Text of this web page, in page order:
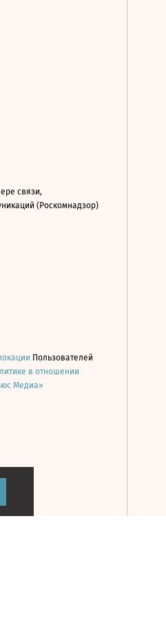
связи,
(Роскомнадзор)
Пользователей
в отношении
Медиа»